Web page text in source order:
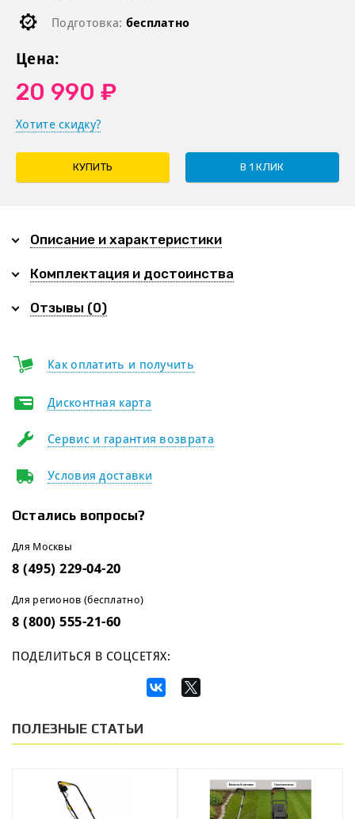
Подготовка: бесплатно
Цена:
20 990 ₽
Хотите скидку?
КУПИТЬ В 1 КЛИК
Описание и характеристики
Комплектация и достоинства
Отзывы (0)
Как оплатить и получить
Дисконтная карта
Сервис и гарантия возврата
Условия доставки
Остались вопросы?
Для Москвы
8 (495) 229-04-20
Для регионов (бесплатно)
8 (800) 555-21-60
ПОДЕЛИТЬСЯ В СОЦСЕТЯХ:
ПОЛЕЗНЫЕ СТАТЬИ